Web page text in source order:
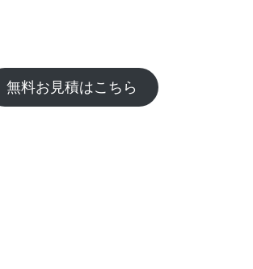
無料お見積はこちら